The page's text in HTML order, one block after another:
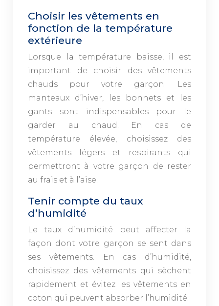
Choisir les vêtements en
fonction de la température
extérieure
Lorsque la température baisse, il est
important de choisir des vêtements
chauds pour votre garçon. Les
manteaux d’hiver, les bonnets et les
gants sont indispensables pour le
garder au chaud. En cas de
température élevée, choisissez des
vêtements légers et respirants qui
permettront à votre garçon de rester
au frais et à l’aise.
Tenir compte du taux
d’humidité
Le taux d’humidité peut affecter la
façon dont votre garçon se sent dans
ses vêtements. En cas d’humidité,
choisissez des vêtements qui sèchent
rapidement et évitez les vêtements en
coton qui peuvent absorber l’humidité.